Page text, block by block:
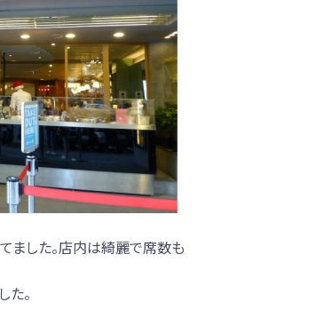
ました。店内は綺麗で席数も
た。